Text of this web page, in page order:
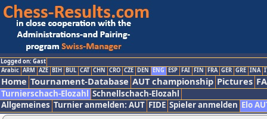
Logged on: Gast
Arabic ARM AZE BIH BUL CAT CHN CRO CZE DEN ENG ESP FAI FIN FRA GER GRE INA
Home Tournament-Database AUT championship Pictures
Turnierschach-Elozahl Schnellschach-Elozahl
Allgemeines Turnier anmelden: AUT FIDE Spieler anmelden Elo